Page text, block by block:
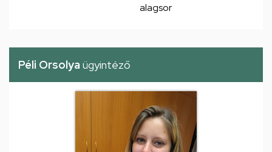
alagsor
Péli Orsolya ügyintéző